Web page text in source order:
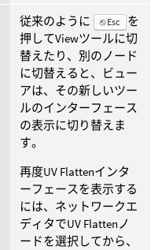
従来のように ⎋ Esc
を
押してViewツールに切
替えたり、別のノード
に切替えると、ビュー
アは、その新しいツー
ルのインターフェース
の表示に切り替えま
す。
再度UV Flattenインタ
ーフェースを表示する
には、ネットワークエ
ディタでUV Flattenノ
ードを選択してから、